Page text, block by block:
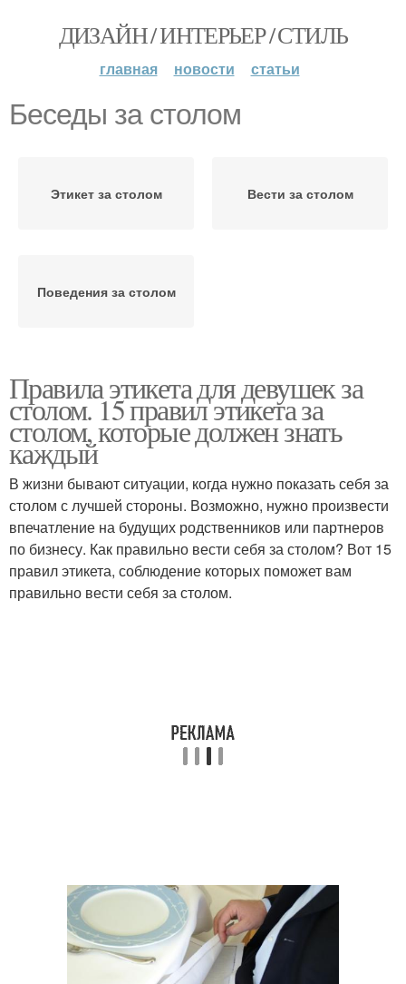
ДИЗАЙН / ИНТЕРЬЕР / СТИЛЬ
главная новости статьи
Беседы за столом
Этикет за столом Вести за столом
Поведения за столом
Правила этикета для девушек за
столом. 15 правил этикета за
столом, которые должен знать
каждый
В жизни бывают ситуации, когда нужно показать себя за
столом с лучшей стороны. Возможно, нужно произвести
впечатление на будущих родственников или партнеров
по бизнесу. Как правильно вести себя за столом? Вот 15
правил этикета, соблюдение которых поможет вам
правильно вести себя за столом.